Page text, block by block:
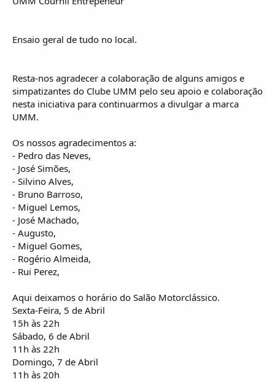
Ensaio geral de tudo no local.
Resta-nos agradecer a colaboração de alguns amigos e
simpatizantes do Clube UMM pelo seu apoio e colaboração
nesta iniciativa para continuarmos a divulgar a marca
UMM.
Os nossos agradecimentos a:
- Pedro das Neves,
- José Simões,
- Silvino Alves,
- Bruno Barroso,
- Miguel Lemos,
- José Machado,
- Augusto,
- Miguel Gomes,
- Rogério Almeida,
- Rui Perez,
Aqui deixamos o horário do Salão Motorclássico.
Sexta-Feira, 5 de Abril
15h às 22h
Sábado, 6 de Abril
11h às 22h
Domingo, 7 de Abril
11h às 20h